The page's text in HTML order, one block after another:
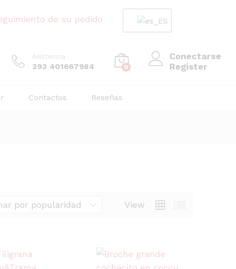
de su pedido
Asistencia
393 401667984 0
Conectarse
Register
Contactos Reseñas
View
por popularidad